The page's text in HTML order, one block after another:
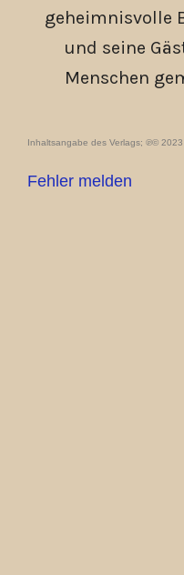
geheimnisvolle
und seine
Menschen
Inhaltsangabe des Verlags; ℗© 2023
Fehler melden